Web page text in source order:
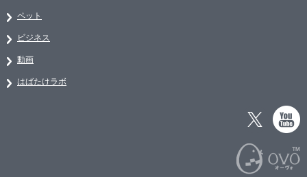
ペット
ビジネス
動画
はばたけラボ